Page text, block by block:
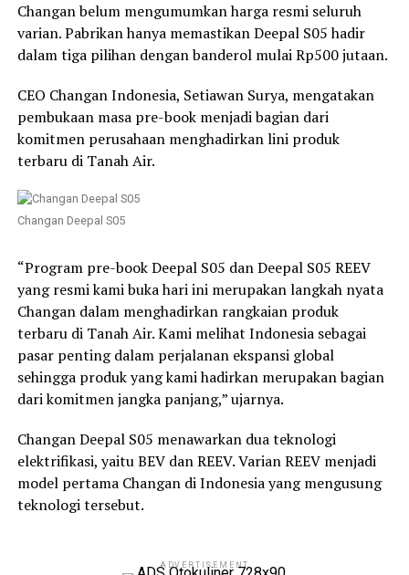
Changan belum mengumumkan harga resmi seluruh
varian. Pabrikan hanya memastikan Deepal S05 hadir
dalam tiga pilihan dengan banderol mulai Rp500 jutaan.
CEO Changan Indonesia, Setiawan Surya, mengatakan
pembukaan masa pre-book menjadi bagian dari
komitmen perusahaan menghadirkan lini produk
terbaru di Tanah Air.
Changan Deepal S05
“Program pre-book Deepal S05 dan Deepal S05 REEV
yang resmi kami buka hari ini merupakan langkah nyata
Changan dalam menghadirkan rangkaian produk
terbaru di Tanah Air. Kami melihat Indonesia sebagai
pasar penting dalam perjalanan ekspansi global
sehingga produk yang kami hadirkan merupakan bagian
dari komitmen jangka panjang,” ujarnya.
Changan Deepal S05 menawarkan dua teknologi
elektrifikasi, yaitu BEV dan REEV. Varian REEV menjadi
model pertama Changan di Indonesia yang mengusung
teknologi tersebut.
ADVERTISEMENT